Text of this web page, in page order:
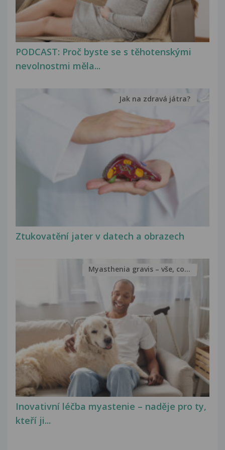
PODCAST: Proč byste se s těhotenskými
nevolnostmi měla...
Ztukovatění jater v datech a obrazech
Jak na zdravá játra?
Inovativní léčba myastenie – naděje pro ty,
kteří ji...
Myasthenia gravis – vše, co...